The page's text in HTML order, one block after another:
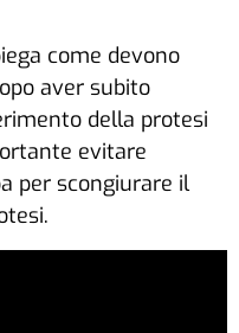
come devono
aver subito
della protesi
evitare
per scongiurare il